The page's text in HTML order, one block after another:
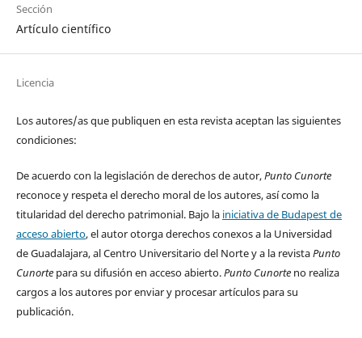
Sección
Artículo científico
Licencia
Los autores/as que publiquen en esta revista aceptan las siguientes
condiciones:
De acuerdo con la legislación de derechos de autor,Punto Cunorte
reconoce y respeta el derecho moral de los autores, así como la
titularidad del derecho patrimonial. Bajo la iniciativa de Budapest de
acceso abierto, el autor otorga derechos conexos a la Universidad
de Guadalajara, al Centro Universitario del Norte y a la revistaPunto
Cunortepara su difusión en acceso abierto.Punto Cunorteno realiza
cargos a los autores por enviar y procesar artículos para su
publicación.